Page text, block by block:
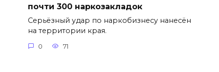
почти 300 наркозакладок
Серьёзный удар по наркобизнесу нанесён
на территории края.
0 71